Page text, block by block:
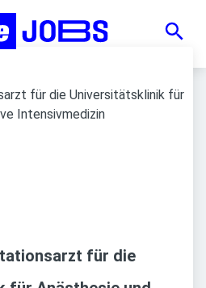
für die Universitätsklinik für
Intensivmedizin
für die